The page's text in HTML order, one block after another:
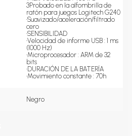
3Probado en la alfombrilla de
ratón para juegos Logitech G240
•Suavizado/aceleración/filtrado
cero
•SENSIBILIDAD
•Velocidad de informe USB : 1 ms
(1000 Hz)
•Microprocesador : ARM de 32
bits
•DURACIÓN DE LA BATERÍA
•Movimiento constante : 70h
Negro